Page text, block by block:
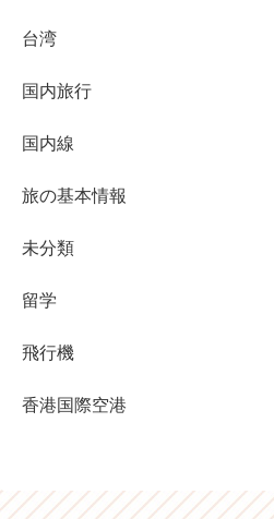
台湾
国内旅行
国内線
旅の基本情報
未分類
留学
飛行機
香港国際空港